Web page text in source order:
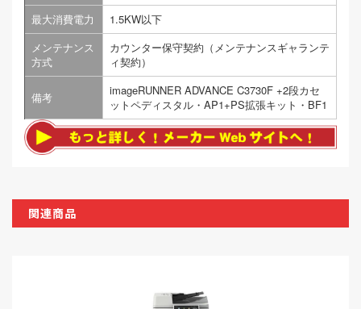
最大消費電力
1.5KW以下
メンテナンス
方式
カウンター保守契約（メンテナンスギャランテ
ィ契約）
備考
imageRUNNER ADVANCE C3730F +2段カセ
ットペディスタル・AP1+PS拡張キット・BF1
関連商品